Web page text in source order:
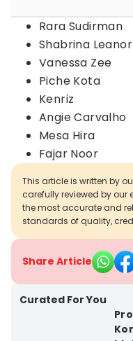
Rara Sudirman
Shabrina Leanor
Vanessa Zee
Piche Kota
Kenriz
Angie Carvalho
Mesa Hira
Fajar Noor
This article is written by
carefully reviewed by our
the most accurate and
standards of quality,
Share Article
Curated For You